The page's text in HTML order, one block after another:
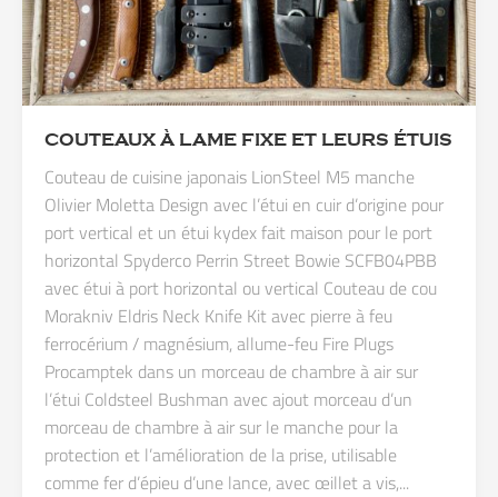
COUTEAUX À LAME FIXE ET LEURS ÉTUIS
Couteau de cuisine japonais LionSteel M5 manche
Olivier Moletta Design avec l’étui en cuir d’origine pour
port vertical et un étui kydex fait maison pour le port
horizontal Spyderco Perrin Street Bowie SCFB04PBB
avec étui à port horizontal ou vertical Couteau de cou
Morakniv Eldris Neck Knife Kit avec pierre à feu
ferrocérium / magnésium, allume-feu Fire Plugs
Procamptek dans un morceau de chambre à air sur
l’étui Coldsteel Bushman avec ajout morceau d’un
morceau de chambre à air sur le manche pour la
protection et l’amélioration de la prise, utilisable
comme fer d’épieu d’une lance, avec œillet a vis,...